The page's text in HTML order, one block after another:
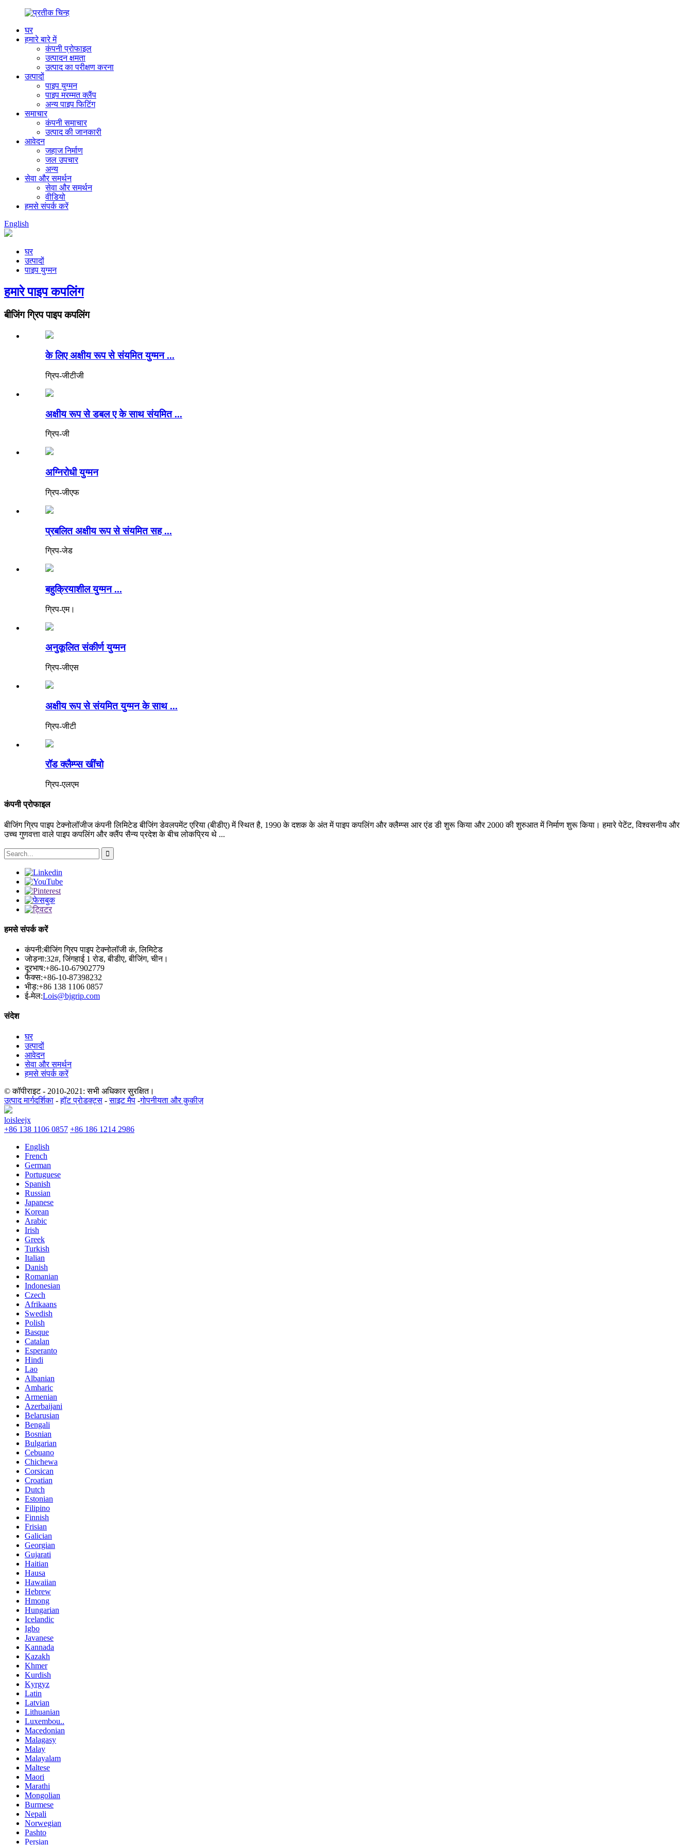
घर
हमारे बारे में
कंपनी प्रोफाइल
उत्पादन क्षमता
उत्पाद का परीक्षण करना
उत्पादों
पाइप युग्मन
पाइप मरम्मत क्लैंप
अन्य पाइप फिटिंग
समाचार
कंपनी समाचार
उत्पाद की जानकारी
आवेदन
जहाज निर्माण
जल उपचार
अन्य
सेवा और समर्थन
सेवा और समर्थन
वीडियो
हमसे संपर्क करें
English
घर
उत्पादों
पाइप युग्मन
हमारे पाइप कपलिंग
बीजिंग ग्रिप पाइप कपलिंग
के लिए अक्षीय रूप से संयमित युग्मन ...
ग्रिप-जीटीजी
अक्षीय रूप से डबल ए के साथ संयमित ...
ग्रिप-जी
अग्निरोधी युग्मन
ग्रिप-जीएफ
प्रबलित अक्षीय रूप से संयमित सह ...
ग्रिप-जेड
बहुक्रियाशील युग्मन ...
ग्रिप-एम।
अनुकूलित संकीर्ण युग्मन
ग्रिप-जीएस
अक्षीय रूप से संयमित युग्मन के साथ ...
ग्रिप-जीटी
रॉड क्लैम्प्स खींचो
ग्रिप-एलएम
कंपनी प्रोफाइल
बीजिंग ग्रिप पाइप टेक्नोलॉजीज कंपनी लिमिटेड बीजिंग डेवलपमेंट एरिया (बीडीए) में स्थित है, 1990 के दशक के अंत में पाइप कपलिंग और क्लैम्प्स आर एंड डी शुरू किया और 2000 की शुरुआत में निर्माण शुरू किया। हमारे पेटेंट, विश्वसनीय और
उच्च गुणवत्ता वाले पाइप कपलिंग और क्लैंप सैन्य प्रदेश के बीच लोकप्रिय थे ...
हमसे संपर्क करें
कंपनी:बीजिंग ग्रिप पाइप टेक्नोलॉजी कं, लिमिटेड
जोड़ना:32#, जिंगहाई 1 रोड, बीडीए, बीजिंग, चीन।
दूरभाष:+86-10-67902779
फैक्स:+86-10-87398232
भीड़:+86 138 1106 0857
ई-मेल:Lois@bjgrip.com
संदेश
घर
उत्पादों
आवेदन
सेवा और समर्थन
हमसे संपर्क करें
© कॉपीराइट - 2010-2021: सभी अधिकार सुरक्षित।
उत्पाद मार्गदर्शिका -हॉट प्रोडक्ट्स -साइट मैप -गोपनीयता और कुकीज़
loisleejx
+86 138 1106 0857 +86 186 1214 2986
English
French
German
Portuguese
Spanish
Russian
Japanese
Korean
Arabic
Irish
Greek
Turkish
Italian
Danish
Romanian
Indonesian
Czech
Afrikaans
Swedish
Polish
Basque
Catalan
Esperanto
Hindi
Lao
Albanian
Amharic
Armenian
Azerbaijani
Belarusian
Bengali
Bosnian
Bulgarian
Cebuano
Chichewa
Corsican
Croatian
Dutch
Estonian
Filipino
Finnish
Frisian
Galician
Georgian
Gujarati
Haitian
Hausa
Hawaiian
Hebrew
Hmong
Hungarian
Icelandic
Igbo
Javanese
Kannada
Kazakh
Khmer
Kurdish
Kyrgyz
Latin
Latvian
Lithuanian
Luxembou..
Macedonian
Malagasy
Malay
Malayalam
Maltese
Maori
Marathi
Mongolian
Burmese
Nepali
Norwegian
Pashto
Persian